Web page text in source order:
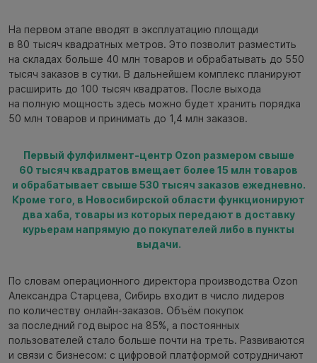
На первом этапе вводят в эксплуатацию площади
в 80 тысяч квадратных метров. Это позволит разместить
на складах больше 40 млн товаров и обрабатывать до 550
тысяч заказов в сутки. В дальнейшем комплекс планируют
расширить до 100 тысяч квадратов. После выхода
на полную мощность здесь можно будет хранить порядка
50 млн товаров и принимать до 1,4 млн заказов.
Первый фулфилмент-центр Ozon размером свыше
60 тысяч квадратов вмещает более 15 млн товаров
и обрабатывает свыше 530 тысяч заказов ежедневно.
Кроме того, в Новосибирской области функционируют
два хаба, товары из которых передают в доставку
курьерам напрямую до покупателей либо в пункты
выдачи.
По словам операционного директора производства Ozon
Александра Старцева, Сибирь входит в число лидеров
по количеству онлайн-заказов. Объём покупок
за последний год вырос на 85%, а постоянных
пользователей стало больше почти на треть. Развиваются
и связи с бизнесом: с цифровой платформой сотрудничают